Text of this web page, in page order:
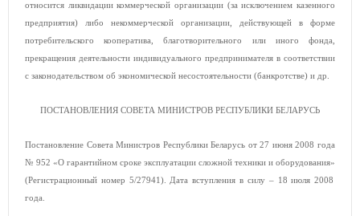
относится ликвидации коммерческой организации (за исключением казенного
предприятия) либо некоммерческой организации, действующей в форме
потребительского кооператива, благотворительного или иного фонда,
прекращения деятельности индивидуального предпринимателя в соответствии
с законодательством об экономической несостоятельности (банкротстве) и др.
ПОСТАНОВЛЕНИЯ СОВЕТА МИНИСТРОВ РЕСПУБЛИКИ БЕЛАРУСЬ
Постановление Совета Министров Республики Беларусь от 27 июня 2008 года
№ 952 «О гарантийном сроке эксплуатации сложной техники и оборудования»
(Регистрационный номер 5/27941). Дата вступления в силу – 18 июля 2008
года.